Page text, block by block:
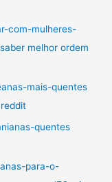
com-mulheres-
melhor ordem
mais-quentes
quentes
para-o-